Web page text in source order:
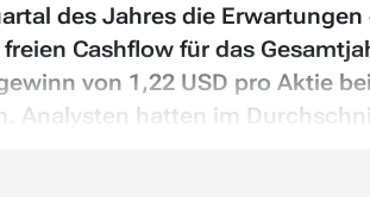
des Jahres die
Cashflow für das
von 1,22 USD pro Aktie
Analysten hatten im